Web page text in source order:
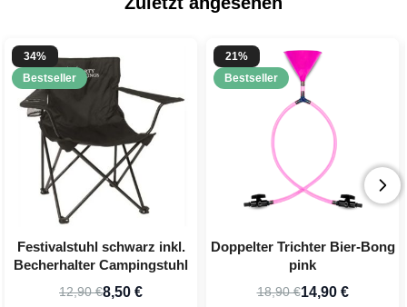
34%
Bestseller
Festivalstuhl schwarz inkl.
Becherhalter Campingstuhl
12,90 €8,50 €
21%
Bestseller
Doppelter Trichter Bier-Bong
pink
18,90 €14,90 €